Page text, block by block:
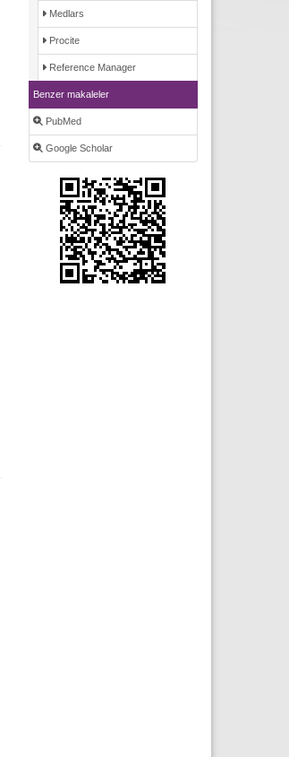
Medlars
Procite
Reference Manager
Benzer makaleler
PubMed
Google Scholar